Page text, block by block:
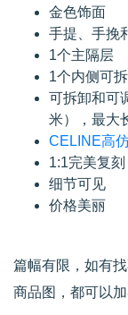
金色饰面
手提、手挽
1个主隔层
1个内侧可
可拆卸和可
米），最大
CELINE高
1:1完美复刻
细节可见
价格美丽
篇幅有限，如有
商品图，都可以